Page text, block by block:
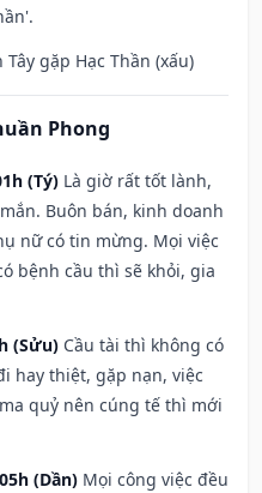
gặp Hạc Thần (xấu)
Phong
(Tý) Là giờ rất tốt lành,
Buôn bán, kinh doanh
nữ có tin mừng. Mọi việc
bệnh cầu thì sẽ khỏi, gia
(Sửu) Cầu tài thì không có
hay thiệt, gặp nạn, việc
quỷ nên cúng tế thì mới
(Dần) Mọi công việc đều